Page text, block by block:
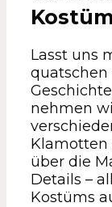
Lasst uns
quatschen
nehmen
Klamotten
über die
Details –
Kostüms